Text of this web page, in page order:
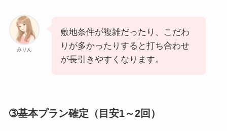
みりん
敷地条件が複雑だったり、こだわ
りが多かったりすると打ち合わせ
が長引きやすくなります。
➂基本プラン確定（目安1～2回）